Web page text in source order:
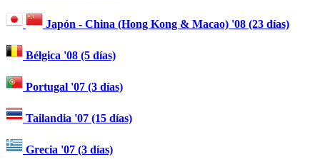
Japón - China (Hong Kong & Macao) '08 (23 días)
Bélgica '08 (5 días)
Portugal '07 (3 días)
Tailandia '07 (15 días)
Grecia '07 (3 días)